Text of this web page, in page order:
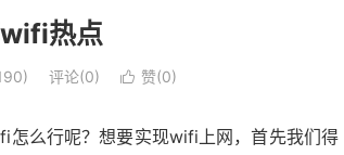
热点
评论(0)  赞(0)
怎么行呢？想要实现wifi上网，首先我们得